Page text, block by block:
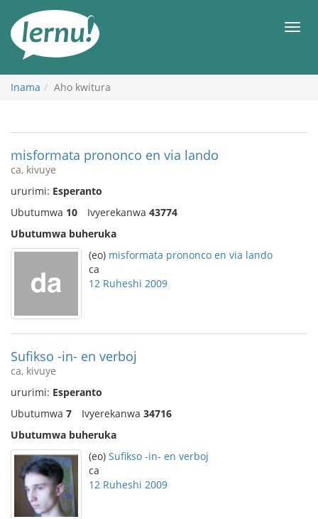
rupapuro
rw'ibirimwo
Inama Aho kwitura
misformata prononco en via lando
ca, kivuye
ururimi: Esperanto
Ubutumwa 10 Ivyerekanwa 43774
Ubutumwa buheruka
(eo) misformata prononco en via lando
ca
12 Ruheshi 2009
Sufikso -in- en verboj
ca, kivuye
ururimi: Esperanto
Ubutumwa 7 Ivyerekanwa 34716
Ubutumwa buheruka
(eo) Sufikso -in- en verboj
ca
12 Ruheshi 2009